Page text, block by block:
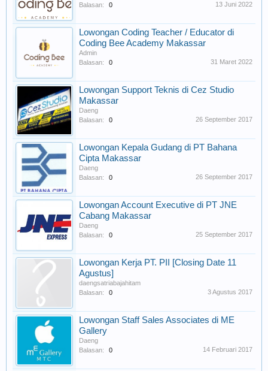
Balasan:
0 13 Juni 2022
Lowongan Coding Teacher / Educator di
Coding Bee Academy Makassar
Admin
Balasan:
0 31 Maret 2022
Lowongan Support Teknis di Cez Studio
Makassar
Daeng
Balasan:
0 26 September 2017
Lowongan Kepala Gudang di PT Bahana
Cipta Makassar
Daeng
Balasan:
0 26 September 2017
Lowongan Account Executive di PT JNE
Cabang Makassar
Daeng
Balasan:
0 25 September 2017
Lowongan Kerja PT. PII [Closing Date 11
Agustus]
daengsatriabajahitam
Balasan:
0 3 Agustus 2017
Lowongan Staff Sales Associates di ME
Gallery
Daeng
Balasan:
0 14 Februari 2017